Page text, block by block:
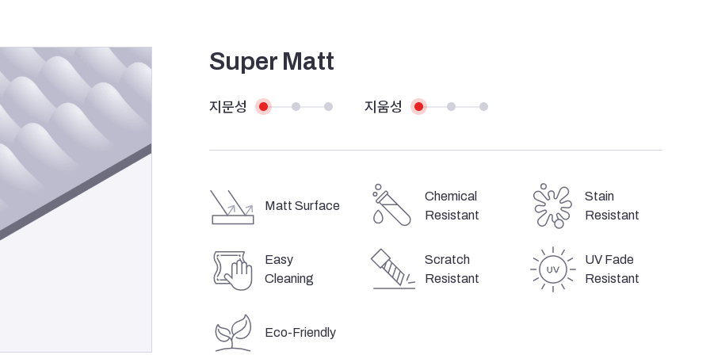
Super Matt
지문성 지움성
Matt Surface
Chemical
Resistant
Stain
Resistant
Easy
Cleaning
Scratch
Resistant
UV Fade
Resistant
Eco-Friendly